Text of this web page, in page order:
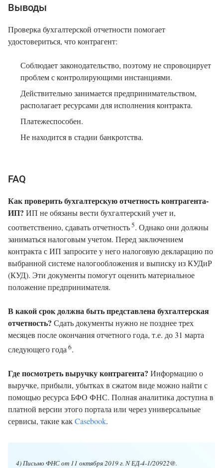
Выводы
Проверка бухгалтерской отчетности помогает
удостовериться, что контрагент:
Соблюдает законодательство, поэтому не спровоцирует
проблем с контролирующими инстанциями.
Действительно занимается предпринимательством,
располагает ресурсами для исполнения контракта.
Платежеспособен.
Не находится в стадии банкротства.
FAQ
Как проверить бухгалтерскую отчетность контрагента-
ИП? ИП не обязаны вести бухгалтерский учет и,
соответственно, сдавать отчетность5. Однако они должны
заниматься налоговым учетом. Перед заключением
контракта с ИП запросите у него налоговую декларацию по
выбранной системе налогообложения и выписку из КУДиР
(КУД). Эти документы помогут оценить материальное
положение предпринимателя.
В какой срок должна быть представлена бухгалтерская
отчетность? Сдать документы нужно не позднее трех
месяцев после окончания отчетного года, т.е. до 31 марта
следующего года6.
Где посмотреть выручку контрагента? Информацию о
выручке, прибыли, убытках в сжатом виде можно найти с
помощью ресурса БФО ФНС. Полная аналитика доступна в
платной версии этого портала или через универсальные
сервисы, такие какCasebook.
4) Письмо ФНС от 11 октября 2019 г. N ЕД-4-1/20922@.